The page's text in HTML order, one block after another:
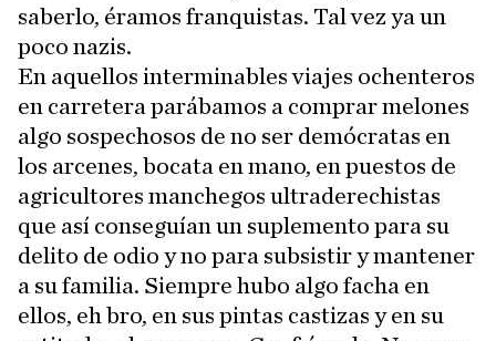
saberlo, éramos franquistas. Tal vez ya un
poco nazis.
En aquellos interminables viajes ochenteros
en carretera parábamos a comprar melones
algo sospechosos de no ser demócratas en
los arcenes, bocata en mano, en puestos de
agricultores manchegos ultraderechistas
que así conseguían un suplemento para su
delito de odio y no para subsistir y mantener
a su familia. Siempre hubo algo facha en
ellos, eh bro, en sus pintas castizas y en su